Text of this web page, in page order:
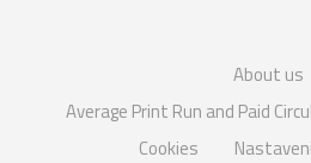
About us
Average Print Run and Paid
Cookies